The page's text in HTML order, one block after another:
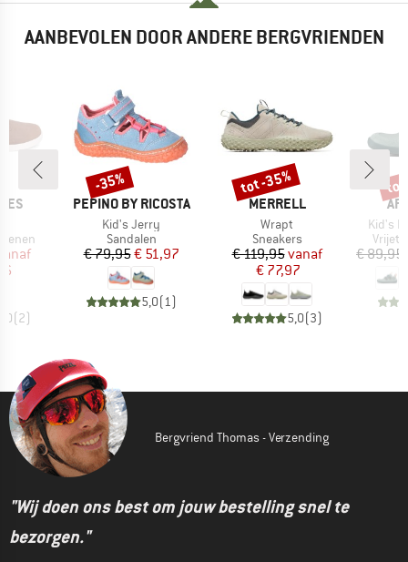
AANBEVOLEN DOOR ANDERE BERGVRIENDEN
prijs
(2)
MERK
PEPINO BY RICOSTA
Artikel
Kid's Jerry
Productgroep
Sandalen
Prijs
€ 79,95Verlaagde prijs
€ 51,97
5,0( 1)
Korting
-35%
MERK
MERRELL
Artikel
Wrapt
Productgroep
Sneakers
Prijs
€ 119,95Verlaagde prijs
vanaf
€ 77,97
5,0(3)
Korting
tot -35%
Artikel
Kid's
€ 89,95
tot
Bergvriend Thomas - Verzending
"Wij doen ons best om jouw bestelling snel te
bezorgen."